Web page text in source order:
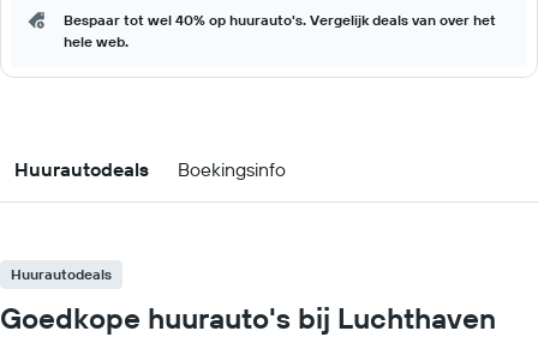
Bespaar tot wel 40% op huurauto's. Vergelijk deals van over het
hele web.
Huurautodeals Boekingsinfo
Huurautodeals
Goedkope huurauto's bij Luchthaven